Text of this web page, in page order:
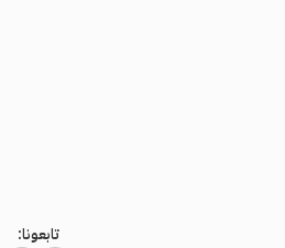
تابعونا: